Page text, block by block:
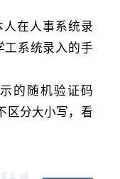
在人事系统录
工系统录入的手
的随机验证码
区分大小写，看